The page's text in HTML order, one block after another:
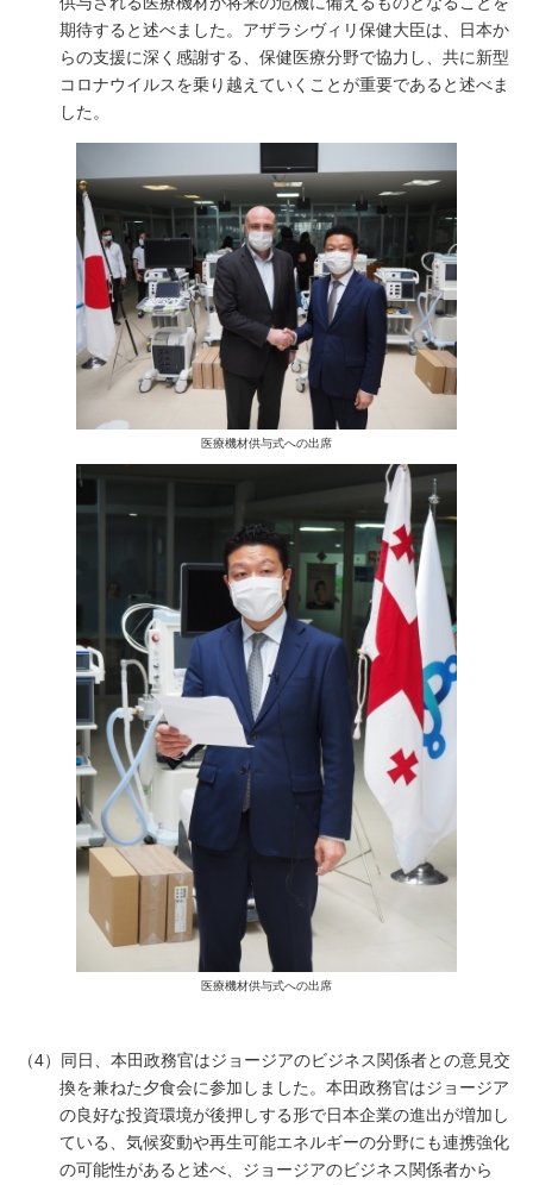
医療機材供与式への出席
医療機材供与式への出席
期待すると述べました。アザラシヴィリ保健大臣は、日本か
らの支援に深く感謝する、保健医療分野で協力し、共に新型
コロナウイルスを乗り越えていくことが重要であると述べま
した。
（4）同日、本田政務官はジョージアのビジネス関係者との意見交
換を兼ねた夕食会に参加しました。本田政務官はジョージア
の良好な投資環境が後押しする形で日本企業の進出が増加し
ている、気候変動や再生可能エネルギーの分野にも連携強化
の可能性があると述べ、ジョージアのビジネス関係者から